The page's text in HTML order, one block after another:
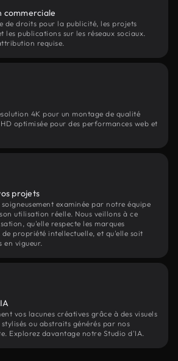
commerciale
de droits pour la publicité, les projets
les publications sur les réseaux sociaux.
requise.
4K pour un montage de qualité
optimisée pour des performances web et
projets
examinée par notre équipe
utilisation réelle. Nous veillons à ce
qu'elle respecte les marques
de propriété intellectuelle, et qu'elle soit
en vigueur.
vos lacunes créatives grâce à des visuels
ou abstraits générés par nos
Explorez davantage notre Studio d'IA.